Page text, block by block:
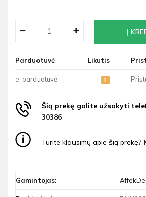
Parduotuvė Likutis
e. parduotuvė 2
Šią prekę galite užsakyti
30386
Turite klausimų apie šią prekę?
Gamintojas: